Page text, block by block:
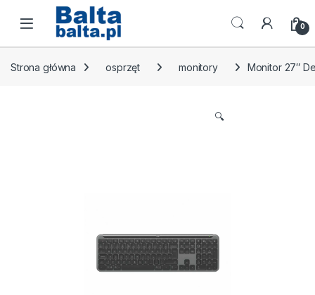
Skip to navigation
Skip to content
Open 0
Strona główna osprzęt monitory Monitor 27″
🔍